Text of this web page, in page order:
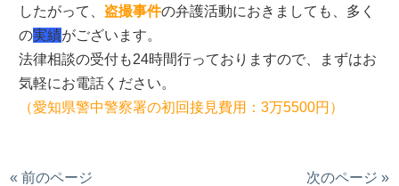
したがって、盗撮事件の弁護活動におきましても、多く
の実績がございます。
法律相談の受付も24時間行っておりますので、まずはお
気軽にお電話ください。
（愛知県警中警察署の初回接見費用：3万5500円）
« 前のページ 次のページ »